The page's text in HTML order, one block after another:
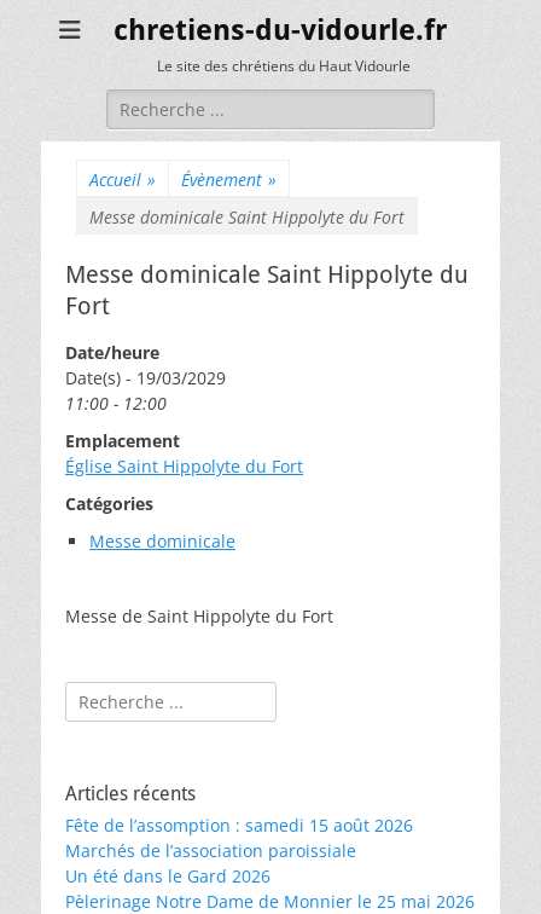
chretiens-du-vidourle.fr
Le site des chrétiens du Haut Vidourle
Rechercher :
Accueil » Évènement »
Messe dominicale Saint Hippolyte du Fort
Messe dominicale Saint Hippolyte du
Fort
Date/heure
Date(s) - 19/03/2029
11:00 - 12:00
Emplacement
Église Saint Hippolyte du Fort
Catégories
Messe dominicale
Messe de Saint Hippolyte du Fort
Rechercher :
Articles récents
Fête de l’assomption : samedi 15 août 2026
Marchés de l’association paroissiale
Un été dans le Gard 2026
Pèlerinage Notre Dame de Monnier le 25 mai 2026